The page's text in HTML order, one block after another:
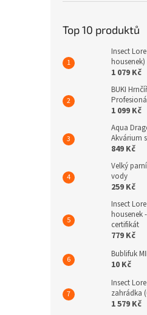
Top 10 produktů
Insect
housenek)
1 079 Kč
BUKI
1 099 Kč
Aqua
Akvárium
849 Kč
Velký
vody
259 Kč
Insect
housenek
certifikát
779 Kč
Bublifuk
10 Kč
Insect
zahrádka
1 579 Kč